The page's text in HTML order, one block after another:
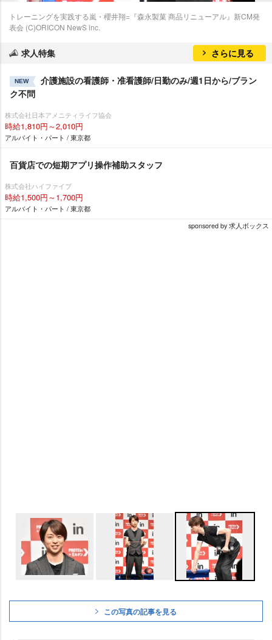
トレーニングを実践する嵐・櫻井翔=『森永製菓 商品リニューアル』新CM発
表会 (C)ORICON NewS inc.
求人特集 さらに見る
NEW
介護施設の看護師・准看護師/日勤のみ/週1日から/ブラン
ク不問
株式会社日本アメニティライフ協会
時給1,810円～2,010円
アルバイト・パート / 東京都
百貨店での短期アプリ操作補助スタッフ
株式会社ハイファイブ
時給1,500円～1,700円
アルバイト・パート / 東京都
sponsored by 求人ボックス
この写真の記事を見る